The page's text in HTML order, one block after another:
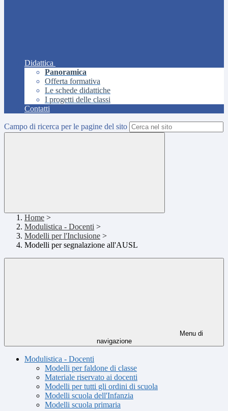
Didattica
Panoramica
Offerta formativa
Le schede didattiche
I progetti delle classi
Contatti
Campo di ricerca per le pagine del sito
Home >
Modulistica - Docenti >
Modelli per l'Inclusione >
Modelli per segnalazione all'AUSL
Menu di
navigazione
Modulistica - Docenti
Modelli per faldone di classe
Materiale riservato ai docenti
Modelli per tutti gli ordini di scuola
Modelli scuola dell'Infanzia
Modelli scuola primaria